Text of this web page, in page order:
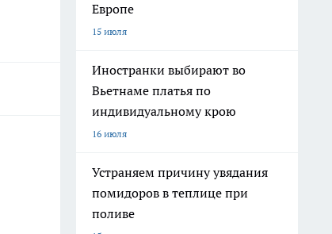
Европе
15 июля
Иностранки выбирают во
Вьетнаме платья по
индивидуальному крою
16 июля
Устраняем причину увядания
помидоров в теплице при
поливе